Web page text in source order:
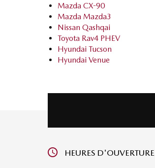
Mazda CX-90
Mazda Mazda3
Nissan Qashqai
Toyota Rav4 PHEV
Hyundai Tucson
Hyundai Venue
HEURES D'OUVERTURE